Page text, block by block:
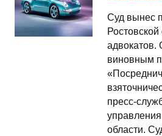
Суд вынес
адвокатов.
виновным
пресс-
области.